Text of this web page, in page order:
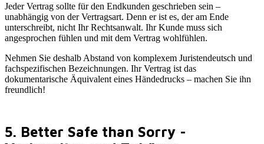
Jeder Vertrag sollte für den Endkunden geschrieben sein –
unabhängig von der Vertragsart. Denn er ist es, der am Ende
unterschreibt, nicht Ihr Rechtsanwalt. Ihr Kunde muss sich
angesprochen fühlen und mit dem Vertrag wohlfühlen.
Nehmen Sie deshalb Abstand von komplexem Juristendeutsch und
fachspezifischen Bezeichnungen. Ihr Vertrag ist das
dokumentarische Äquivalent eines Händedrucks – machen Sie ihn
freundlich!
5. Better Safe than Sorry -